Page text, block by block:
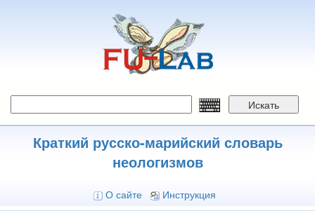
Искать
Краткий русско-марийский словарь
неологизмов
О сайте Инструкция